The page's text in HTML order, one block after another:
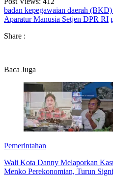
badan kepegawaian daerah (BKD)
Aparatur Manusia Setjen DPR RI
Share :
Baca Juga
Pemerintahan
Wali Kota Danny Melaporkan
Menko Perekonomian, Turun